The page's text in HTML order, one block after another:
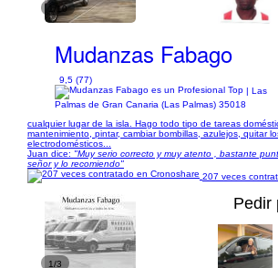
1/10
Mudanzas Fabago
9,5 (77)
| Las
Palmas de Gran Canaria (Las Palmas) 35018
cualquier lugar de la isla. Hago todo tipo de tareas
mantenimiento, pintar, cambiar bombillas, azulejos, quitar
electrodomésticos...
Juan dice: "Muy serio correcto y muy atento , bastante
señor y lo recomiendo"
207 veces
1/3
Pedir